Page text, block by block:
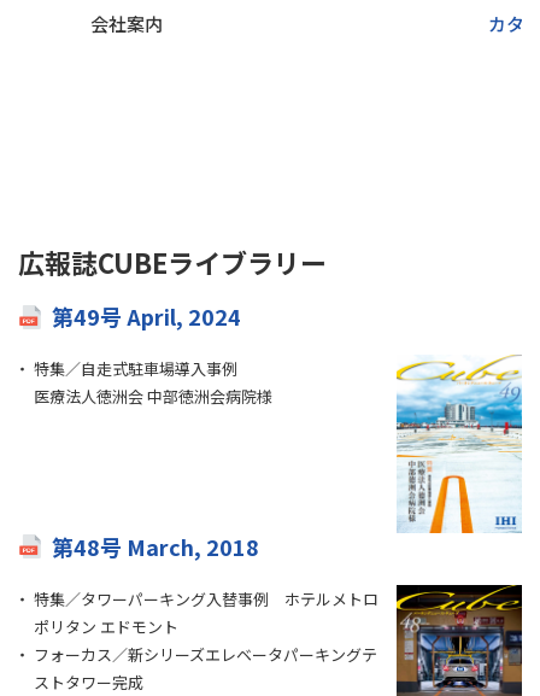
会社案内 カタ
広報誌CUBEライブラリー
第49号 April, 2024
特集／自走式駐車場導入事例
医療法人徳洲会 中部徳洲会病院様
第48号 March, 2018
特集／タワーパーキング入替事例 ホテルメトロ
ポリタン エドモント
フォーカス／新シリーズエレベータパーキングテ
ストタワー完成